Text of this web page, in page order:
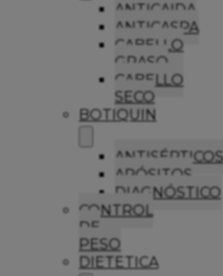
ANTICAIDA
ANTICASPA
CABELLO
GRASO
CABELLO
SECO
BOTIQUIN
ANTISÉPTICOS
APÓSITOS
DIAGNÓSTICO
CONTROL
DE
PESO
DIETETICA